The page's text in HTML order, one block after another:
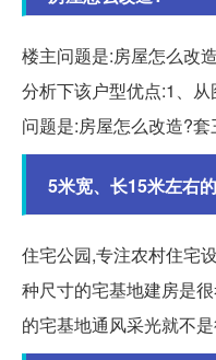
楼主问题是:房屋怎么改
分析下该户型优点:1、
问题是:房屋怎么改造?套
5米宽、长15米左右
住宅公园,专注农村住宅
种尺寸的宅基地建房是
的宅基地通风采光就不